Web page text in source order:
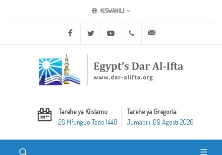
KISWAHILI
Facebook Twitter Youtube +20 2 25970400
Tarehe ya Kiislamu
26 Mfunguo Tano 1448
Tarehe ya Gregoria
Jumapili, 09 Agosti 2026